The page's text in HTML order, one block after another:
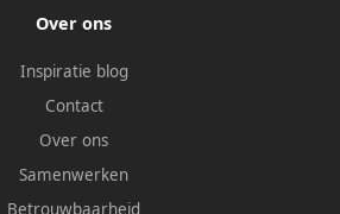
Over ons
Inspiratie blog
Contact
Over ons
Samenwerken
Betrouwbaarheid